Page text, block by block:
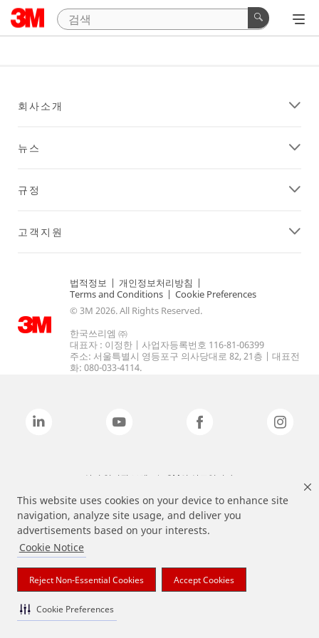
This website uses cookies on your device to enhance site
navigation, analyze site usage, and deliver you
advertisements based on your interests.
Cookie Notice
Reject Non-Essential Cookies Accept Cookies
Cookie Preferences
회사소개
뉴스
규정
고객지원
법적정보 | 개인정보처리방침 |
Terms and Conditions | Cookie Preferences
© 3M 2026. All Rights Reserved.
한국쓰리엠 ㈜
대표자 : 이정한 | 사업자등록번호 116-81-06399
주소: 서울특별시 영등포구 의사당대로 82, 21층 | 대표전
화: 080-033-4114.
상기 열거된 브랜드는 3M의 상표입니다.